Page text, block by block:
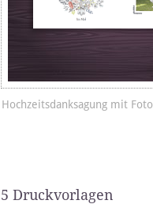
Hochzeitsdanksagung mit Foto
5 Druckvorlagen